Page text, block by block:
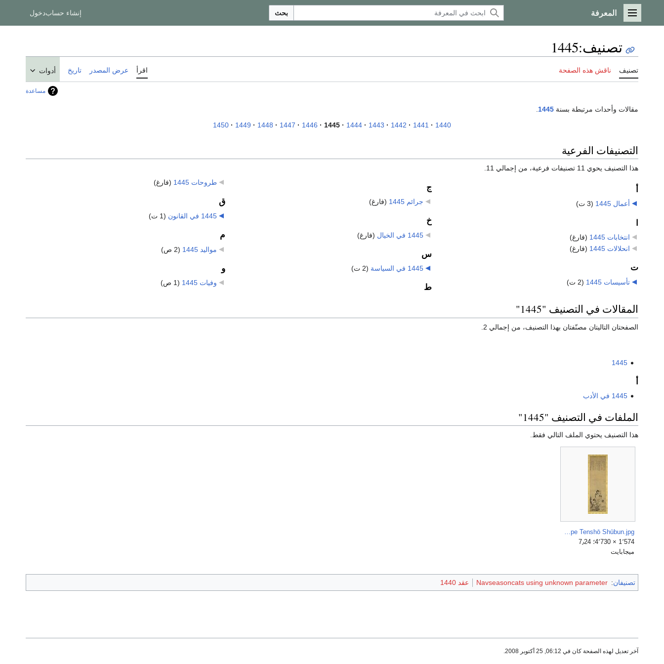
القائمة الرئيسية
المعرفة بحث إنشاء حسابدخول
تصنيف:
1445
تصنيف ناقش هذه الصفحة اقرأ عرض المصدر تاريخ أدوات
مساعدة
مقالات وأحداث مرتبطة بسنة 1445
1440
1441
1442
1443
1444
1445
1446
1447
1448
1449
1450
التصنيفات الفرعية
هذا التصنيف يحوي 11 تصنيفات فرعية، من إجمالي 11.
أعمال 1445 (3 ت)
انتخابات 1445
(فارغ)
انحلالات 1445
(فارغ)
ت
تأسيسات 1445 (2 ت)
ج
جرائم 1445 (فارغ)
خ
1445 في الخيال (فارغ)
س
1445 في السياسة (2 ت)
ط
طروحات 1445 (فارغ)
ق
1445 في القانون (1 ت)
م
مواليد 1445 (2 ص)
و
وفيات 1445 (1 ص)
المقالات في التصنيف "1445"
الصفحتان التاليتان مصنّفتان بهذا التصنيف، من إجمالي 2.
1445
1445 في الأدب
الملفات في التصنيف "1445"
هذا التصنيف يحتوي الملف التالي فقط.
Landscape Tenshō Shūbun.jpg
1٬574 × 4٬730؛ 7٫24
ميجابايت
تصنيفان:
Navseasoncats using unknown parameter عقد 1440
آخر تعديل لهذه الصفحة كان في 06:12, 25 أكتوبر 2008.